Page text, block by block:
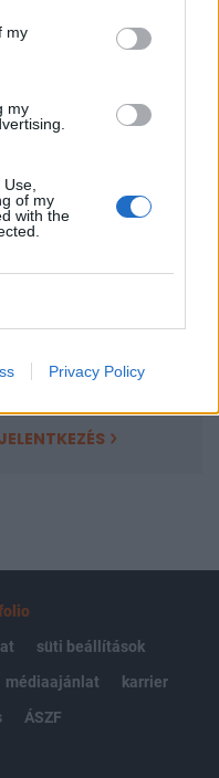
my
my
of my
with the
Privacy Policy
napon belüli
süti beállítások
médiaajánlat
karrier
ÁSZF